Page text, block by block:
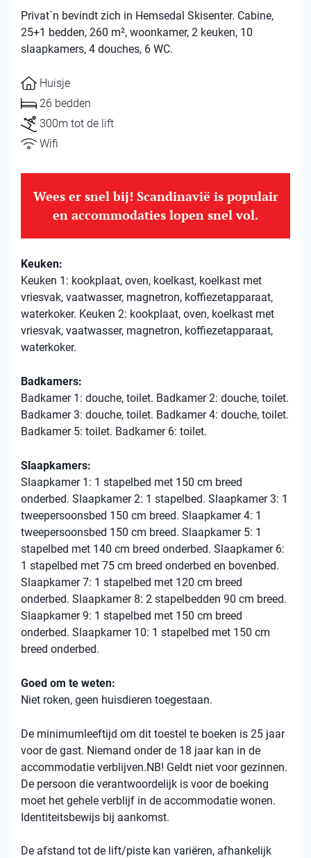
Privat`n bevindt zich in Hemsedal Skisenter. Cabine,
25+1 bedden, 260 m², woonkamer, 2 keuken, 10
slaapkamers, 4 douches, 6 WC.
Huisje
26 bedden
300m tot de lift
Wifi
Wees er snel bij! Scandinavië is populair
en accommodaties lopen snel vol.
Keuken:
Keuken 1: kookplaat, oven, koelkast, koelkast met
vriesvak, vaatwasser, magnetron, koffiezetapparaat,
waterkoker. Keuken 2: kookplaat, oven, koelkast met
vriesvak, vaatwasser, magnetron, koffiezetapparaat,
waterkoker.
Badkamers:
Badkamer 1: douche, toilet. Badkamer 2: douche, toilet.
Badkamer 3: douche, toilet. Badkamer 4: douche, toilet.
Badkamer 5: toilet. Badkamer 6: toilet.
Slaapkamers:
Slaapkamer 1: 1 stapelbed met 150 cm breed
onderbed. Slaapkamer 2: 1 stapelbed. Slaapkamer 3: 1
tweepersoonsbed 150 cm breed. Slaapkamer 4: 1
tweepersoonsbed 150 cm breed. Slaapkamer 5: 1
stapelbed met 140 cm breed onderbed. Slaapkamer 6:
1 stapelbed met 75 cm breed onderbed en bovenbed.
Slaapkamer 7: 1 stapelbed met 120 cm breed
onderbed. Slaapkamer 8: 2 stapelbedden 90 cm breed.
Slaapkamer 9: 1 stapelbed met 150 cm breed
onderbed. Slaapkamer 10: 1 stapelbed met 150 cm
breed onderbed.
Goed om te weten:
Niet roken, geen huisdieren toegestaan.
De minimumleeftijd om dit toestel te boeken is 25 jaar
voor de gast. Niemand onder de 18 jaar kan in de
accommodatie verblijven.NB! Geldt niet voor gezinnen.
De persoon die verantwoordelijk is voor de boeking
moet het gehele verblijf in de accommodatie wonen.
Identiteitsbewijs bij aankomst.
De afstand tot de lift/piste kan variëren, afhankelijk